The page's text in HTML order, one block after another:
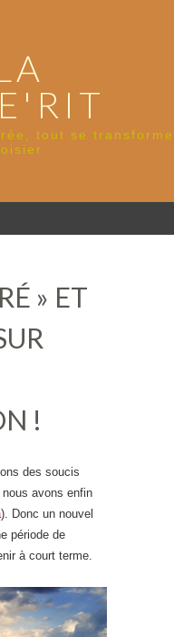
tout se transforme
» ET
!
des soucis
avons enfin
). Donc un nouvel
période de
à court terme.